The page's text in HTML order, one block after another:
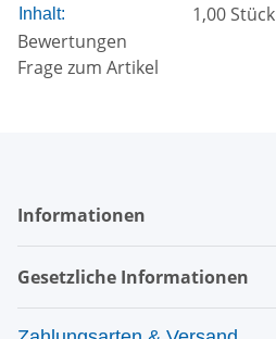
Inhalt:
1,00 Stück
Bewertungen
Frage zum Artikel
Informationen
Gesetzliche Informationen